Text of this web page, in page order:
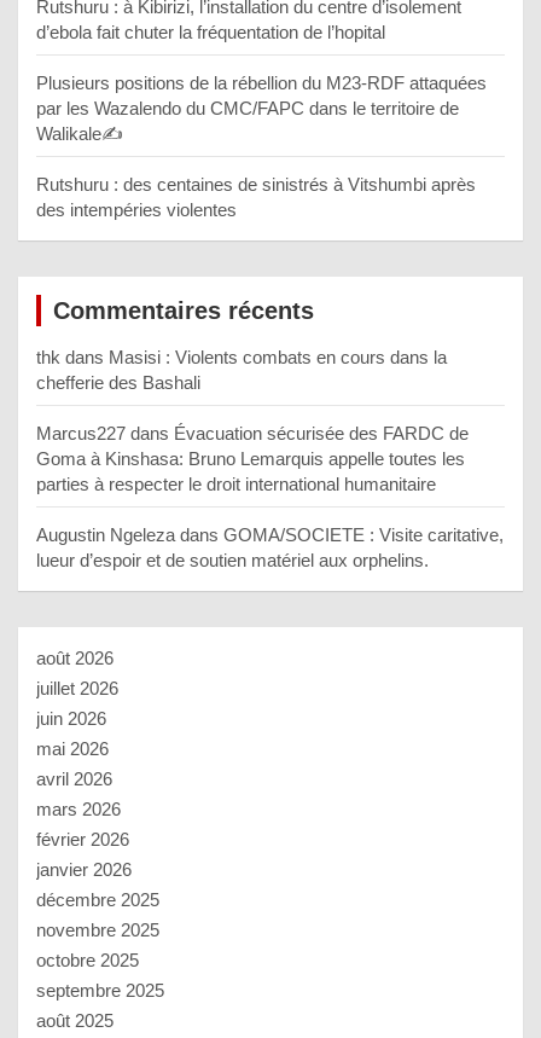
Rutshuru : à Kibirizi, l’installation du centre d’isolement
d’ebola fait chuter la fréquentation de l’hopital
Plusieurs positions de la rébellion du M23-RDF attaquées
par les Wazalendo du CMC/FAPC dans le territoire de
Walikale✍️
Rutshuru : des centaines de sinistrés à Vitshumbi après
des intempéries violentes
Commentaires récents
thk dans Masisi : Violents combats en cours dans la
chefferie des Bashali
Marcus227 dans Évacuation sécurisée des FARDC de
Goma à Kinshasa: Bruno Lemarquis appelle toutes les
parties à respecter le droit international humanitaire
Augustin Ngeleza dans GOMA/SOCIETE : Visite caritative,
lueur d’espoir et de soutien matériel aux orphelins.
août 2026
juillet 2026
juin 2026
mai 2026
avril 2026
mars 2026
février 2026
janvier 2026
décembre 2025
novembre 2025
octobre 2025
septembre 2025
août 2025